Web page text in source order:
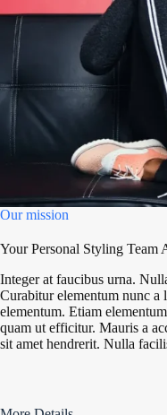
Our mission
Your Personal Styling Team
Integer at faucibus urna.
Curabitur elementum nunc a
elementum. Etiam
quam ut efficitur. Mauris a
sit amet hendrerit. Nulla